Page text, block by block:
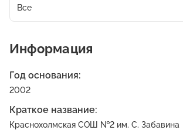
Все
Информация
Год основания:
2002
Краткое название:
Краснохолмская СОШ №2 им. С. Забавина